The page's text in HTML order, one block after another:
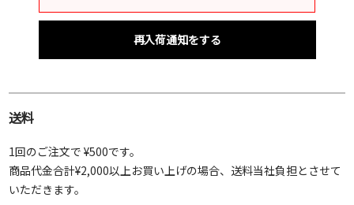
再入荷通知をする
送料
1回のご注文で ¥500です。
商品代金合計¥2,000以上お買い上げの場合、送料当社負担とさせて
いただきます。